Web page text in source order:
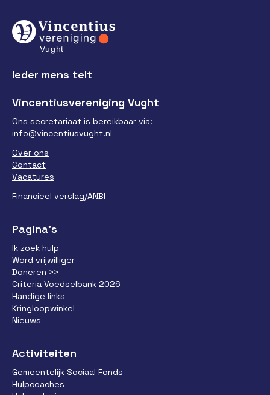
Ieder mens telt
Vincentiusvereniging Vught
Ons secretariaat is bereikbaar via:
info@vincentiusvught.nl
Over ons
Contact
Vacatures
Financieel verslag/ANBI
Pagina’s
Ik zoek hulp
Word vrijwilliger
Doneren >>
Criteria Voedselbank 2026
Handige links
Kringloopwinkel
Nieuws
Activiteiten
Gemeentelijk Sociaal Fonds
Hulpcoaches